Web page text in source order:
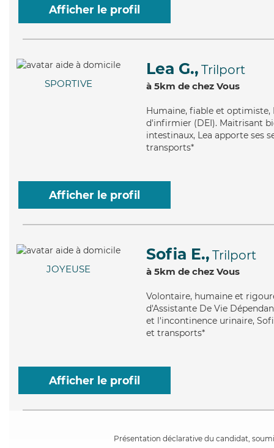
Afficher le profil
SPORTIVE
Lea G., Trilport
à 5km de chez Vous
Humaine, fiable et optimiste,
d'infirmier (DEI). Maitrisant
intestinaux, Lea apporte ses
transports*
Afficher le profil
JOYEUSE
Sofia E., Trilport
à 5km de chez Vous
Volontaire, humaine et
d'Assistante De Vie
et l'incontinence urinaire,
et transports*
Afficher le profil
Présentation déclarative du candidat,